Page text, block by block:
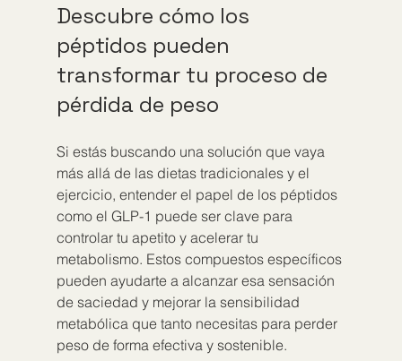
Descubre cómo los
péptidos pueden
transformar tu proceso de
pérdida de peso
Si estás buscando una solución que vaya
más allá de las dietas tradicionales y el
ejercicio, entender el papel de los péptidos
como el GLP-1 puede ser clave para
controlar tu apetito y acelerar tu
metabolismo. Estos compuestos específicos
pueden ayudarte a alcanzar esa sensación
de saciedad y mejorar la sensibilidad
metabólica que tanto necesitas para perder
peso de forma efectiva y sostenible.